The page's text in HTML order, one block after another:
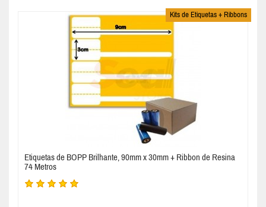
Kits de Etiquetas + Ribbons
Etiquetas de BOPP Brilhante, 90mm x 30mm + Ribbon de Resina
74 Metros